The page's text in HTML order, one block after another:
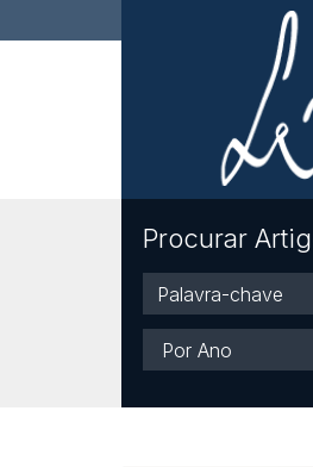
Procurar
Palavra-
chave
Ano